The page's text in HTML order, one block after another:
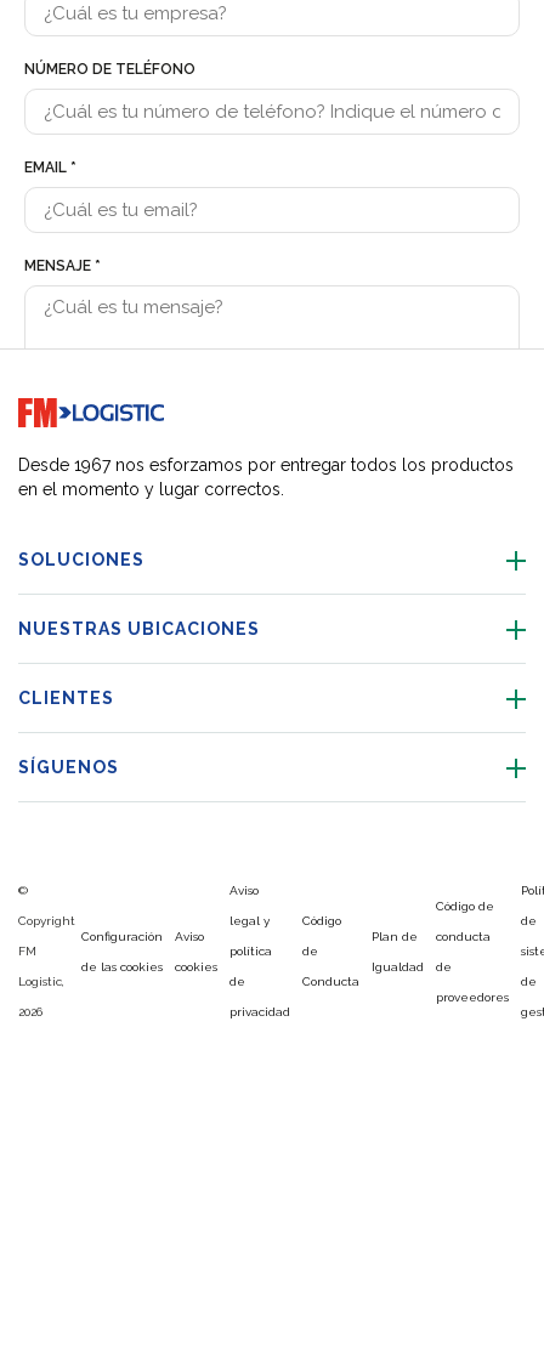
Go to home page
Desde 1967 nos esforzamos por entregar todos los productos
en el momento y lugar correctos.
SOLUCIONES
NUESTRAS UBICACIONES
CLIENTES
SÍGUENOS
©
Copyright
FM
Logistic,
2026
Configuración
de las cookies
Aviso
cookies
Aviso
legal y
política
de
privacidad
Código
de
Conducta
Plan de
Igualdad
Código de
conducta
de
proveedores
de
de